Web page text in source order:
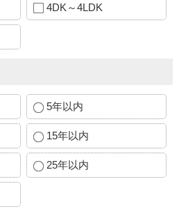
4DK～4LDK
5年以内
15年以内
25年以内